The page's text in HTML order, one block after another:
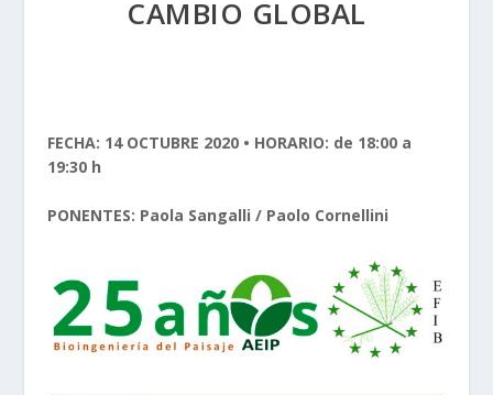
CAMBIO GLOBAL
FECHA: 14 OCTUBRE 2020 • HORARIO: de 18:00 a
19:30 h
PONENTES: Paola Sangalli / Paolo Cornellini